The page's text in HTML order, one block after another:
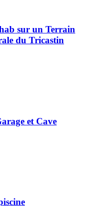
sur un Terrain
du Tricastin
et Cave